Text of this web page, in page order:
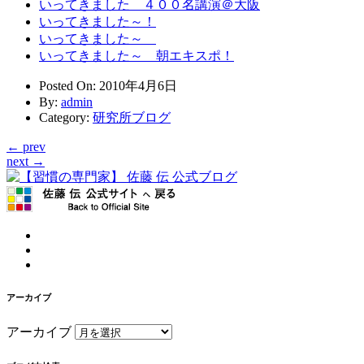
いってきました ４００名講演＠大阪
いってきました～！
いってきました～
いってきました～ 朝エキスポ！
Posted On: 2010年4月6日
By: admin
Category: 研究所ブログ
← prev
next →
アーカイブ
アーカイブ